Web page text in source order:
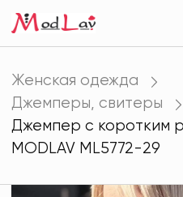
Женская одежда
Джемперы, свитеры
Джемпер с коротким
MODLAV ML5772-29